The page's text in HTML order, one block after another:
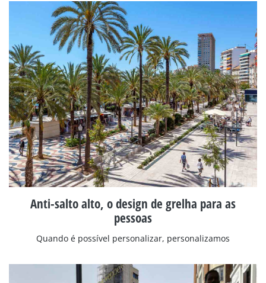
Anti-salto alto, o design de grelha para as
pessoas
Quando é possível personalizar, personalizamos